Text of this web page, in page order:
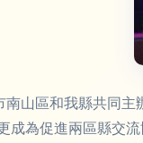
南山區和我縣共同
成為促進兩區縣交